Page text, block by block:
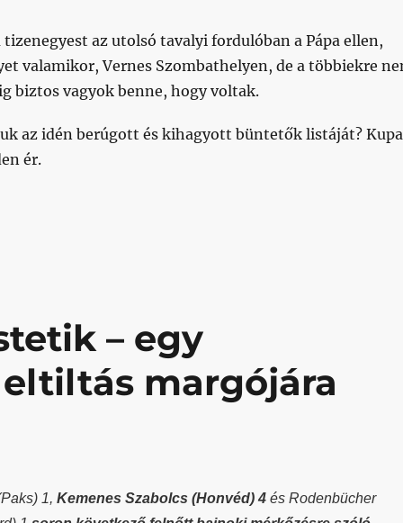
az utolsó tavalyi fordulóban a Pápa ellen,
valamikor, Vernes Szombathelyen, de a többiekre
biztos vagyok benne, hogy voltak.
az idén berúgott és kihagyott büntetők listáját?
ér.
segítsetek!”
– egy
margójára
1, Kemenes Szabolcs (Honvéd) 4és Rodenbücher